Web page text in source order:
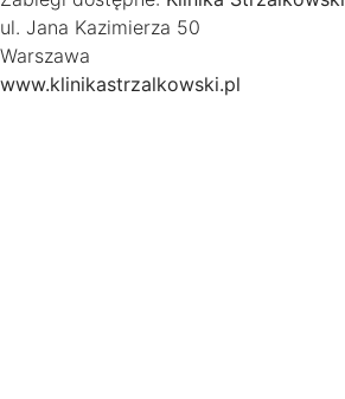
ul. Jana Kazimierza 50
Warszawa
www.klinikastrzalkowski.pl